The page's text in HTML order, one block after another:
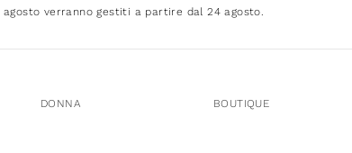
verranno gestiti a partire dal 24 agosto.
DONNA BOUTIQUE